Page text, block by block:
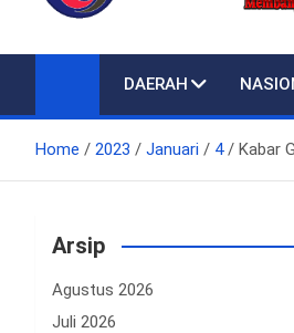
DAERAH
Home 2023 Januari 4 Kabar
Arsip
Agustus 2026
Juli 2026